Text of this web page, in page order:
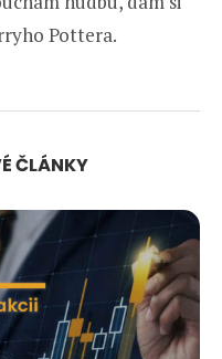
Pottera.
ČLÁNKY